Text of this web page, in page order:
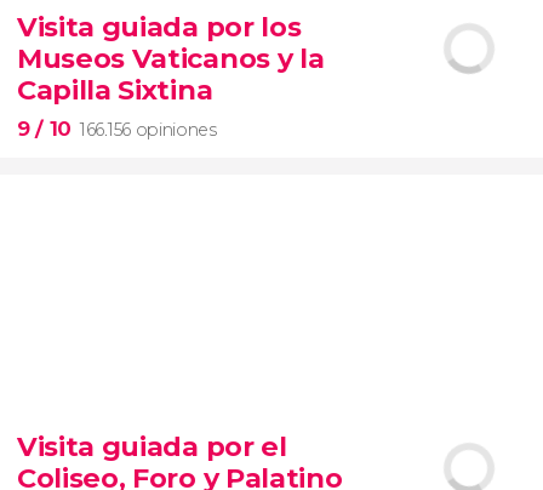
Contrastes de Nueva York
barrios de Queens, el Bronx y Brooklyn
Visita guiada por los
Museos Vaticanos y la
Capilla Sixtina
9/ 10 166.156 opiniones
visita guiada por los Museos Vaticanos y la Capilla
Sixtina
Visita guiada por el
Coliseo, Foro y Palatino